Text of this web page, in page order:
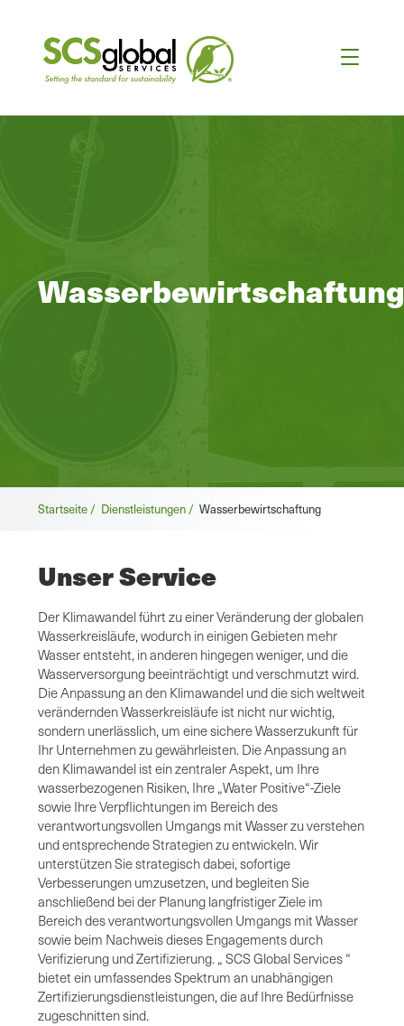
Wasserbewirtschaftung
Brotkrümel
Startseite / Dienstleistungen / Wasserbewirtschaftung
Unser Service
Der Klimawandel führt zu einer Veränderung der globalen
Wasserkreisläufe, wodurch in einigen Gebieten mehr
Wasser entsteht, in anderen hingegen weniger, und die
Wasserversorgung beeinträchtigt und verschmutzt wird.
Die Anpassung an den Klimawandel und die sich weltweit
verändernden Wasserkreisläufe ist nicht nur wichtig,
sondern unerlässlich, um eine sichere Wasserzukunft für
Ihr Unternehmen zu gewährleisten. Die Anpassung an
den Klimawandel ist ein zentraler Aspekt, um Ihre
wasserbezogenen Risiken, Ihre „Water Positive“-Ziele
sowie Ihre Verpflichtungen im Bereich des
verantwortungsvollen Umgangs mit Wasser zu verstehen
und entsprechende Strategien zu entwickeln. Wir
unterstützen Sie strategisch dabei, sofortige
Verbesserungen umzusetzen, und begleiten Sie
anschließend bei der Planung langfristiger Ziele im
Bereich des verantwortungsvollen Umgangs mit Wasser
sowie beim Nachweis dieses Engagements durch
Verifizierung und Zertifizierung. „ SCS Global Services “
bietet ein umfassendes Spektrum an unabhängigen
Zertifizierungsdienstleistungen, die auf Ihre Bedürfnisse
zugeschnitten sind.